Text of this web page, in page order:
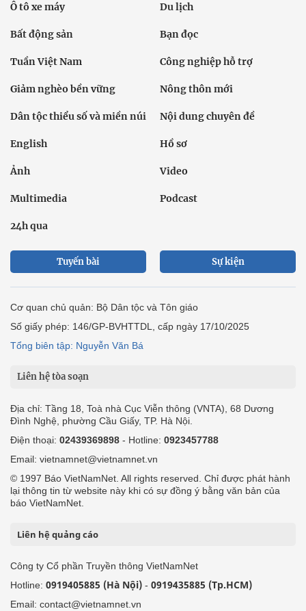
Ô tô xe máy Du lịch
Bất động sản Bạn đọc
Tuần Việt Nam Công nghiệp hỗ trợ
Giảm nghèo bền vững Nông thôn mới
Dân tộc thiểu số và miền núi Nội dung chuyên đề
English Hồ sơ
Ảnh Video
Multimedia Podcast
24h qua
Tuyến bài Sự kiện
Cơ quan chủ quản: Bộ Dân tộc và Tôn giáo
Số giấy phép: 146/GP-BVHTTDL, cấp ngày 17/10/2025
Tổng biên tập: Nguyễn Văn Bá
Liên hệ tòa soạn
Địa chỉ: Tầng 18, Toà nhà Cục Viễn thông (VNTA), 68 Dương
Đình Nghệ, phường Cầu Giấy, TP. Hà Nội.
Điện thoại: 02439369898 - Hotline: 0923457788
Email: vietnamnet@vietnamnet.vn
© 1997 Báo VietNamNet. All rights reserved. Chỉ được phát hành
lại thông tin từ website này khi có sự đồng ý bằng văn bản của
báo VietNamNet.
Liên hệ quảng cáo
Công ty Cổ phần Truyền thông VietNamNet
Hotline: 0919405885 (Hà Nội) - 0919435885 (Tp.HCM)
Email: contact@vietnamnet.vn